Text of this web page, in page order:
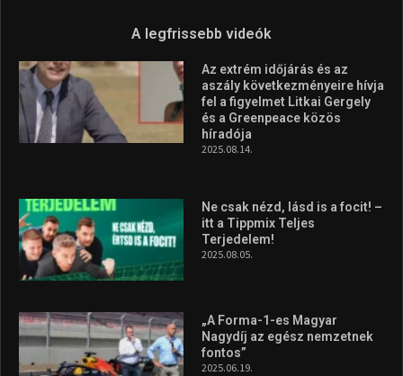
A legfrissebb videók
Az extrém időjárás és az
aszály következményeire hívja
fel a figyelmet Litkai Gergely
és a Greenpeace közös
híradója
2025.08.14.
Ne csak nézd, lásd is a focit! –
itt a Tippmix Teljes
Terjedelem!
2025.08.05.
„A Forma-1-es Magyar
Nagydíj az egész nemzetnek
fontos”
2025.06.19.